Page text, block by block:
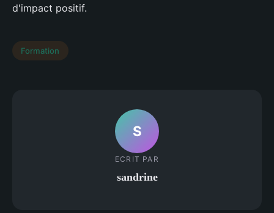
d'impact positif.
Formation
S
ECRIT PAR
sandrine